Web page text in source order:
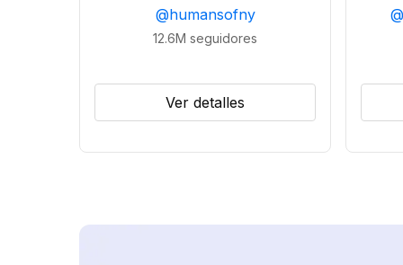
@humansofny
12.6M seguidores
Ver detalles
@